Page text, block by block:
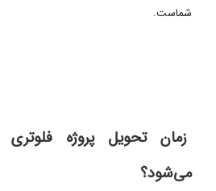
شماست.
زمان تحویل پروژه
می‌شود؟